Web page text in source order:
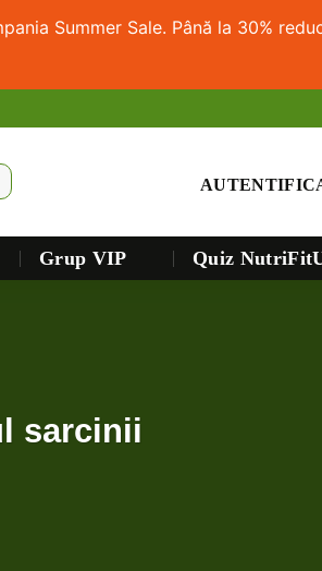
Summer Sale. Până la 30%
Grup VIP Quiz
sarcinii